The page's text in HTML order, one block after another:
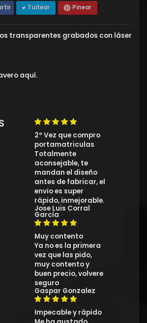
Tuitear Pinear
transparentes grabados con láser
aquí.
2º Vez que compro
portamatriculas
Totalmente
aconsejable, te
mandan el diseño
antes de fabricar, el
envio es super
rápido, inmejorable.
Jose Luis Corral
García
Muy contento
Ya no es la primera
vez que las pido,
muy contento y
buen precio, volvere
seguro
Gaspar Gonzalez
Impecable y rápido